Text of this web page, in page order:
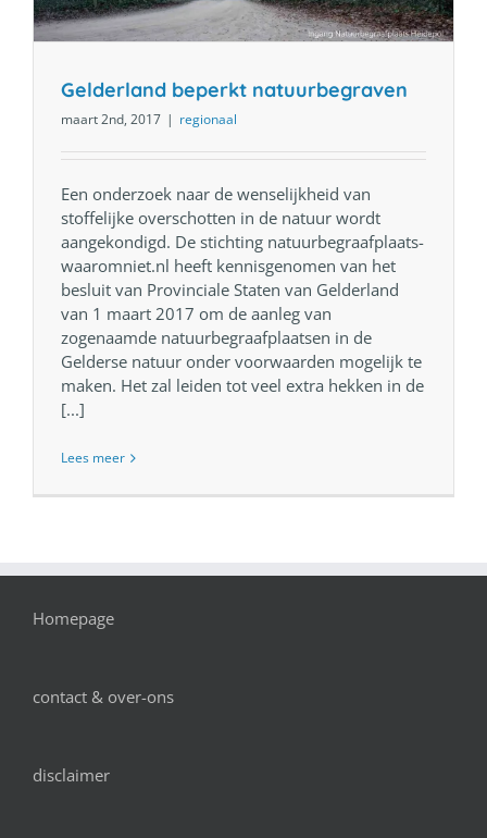
Gelderland beperkt natuurbegraven
maart 2nd, 2017 | regionaal
Een onderzoek naar de wenselijkheid van
stoffelijke overschotten in de natuur wordt
aangekondigd. De stichting natuurbegraafplaats-
waaromniet.nl heeft kennisgenomen van het
besluit van Provinciale Staten van Gelderland
van 1 maart 2017 om de aanleg van
zogenaamde natuurbegraafplaatsen in de
Gelderse natuur onder voorwaarden mogelijk te
maken. Het zal leiden tot veel extra hekken in de
[...]
Lees meer
Homepage
contact & over-ons
disclaimer